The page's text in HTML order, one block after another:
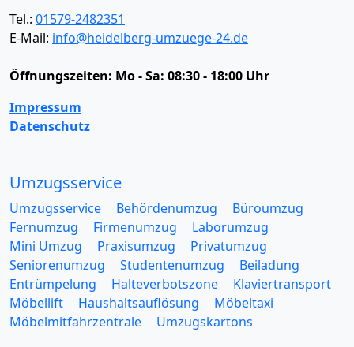
Tel.: 01579-2482351
E-Mail: info@heidelberg-umzuege-24.de
Öffnungszeiten: Mo - Sa: 08:30 - 18:00 Uhr
Impressum
Datenschutz
Umzugsservice
Umzugsservice Behördenumzug
Büroumzug
Fernumzug
Firmenumzug
Laborumzug
Mini Umzug
Praxisumzug
Privatumzug
Seniorenumzug
Studentenumzug
Beiladung
Entrümpelung
Halteverbotszone
Klaviertransport
Möbellift
Haushaltsauflösung
Möbeltaxi
Möbelmitfahrzentrale
Umzugskartons